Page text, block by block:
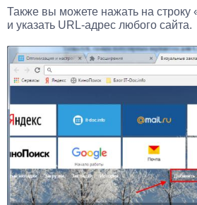
Также вы можете нажать на строку
и указать URL-адрес любого сайта.